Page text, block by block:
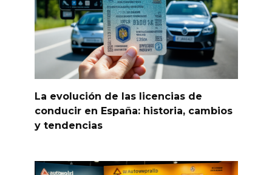
La evolución de las licencias de
conducir en España: historia, cambios
y tendencias